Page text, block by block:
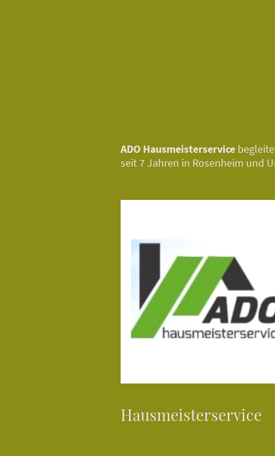
ADO Hausmeisterservice
seit 7 Jahren in Rosenheim und
Hausmeisterservice